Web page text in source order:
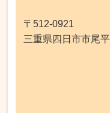
〒512-0921
三重県四日市市尾